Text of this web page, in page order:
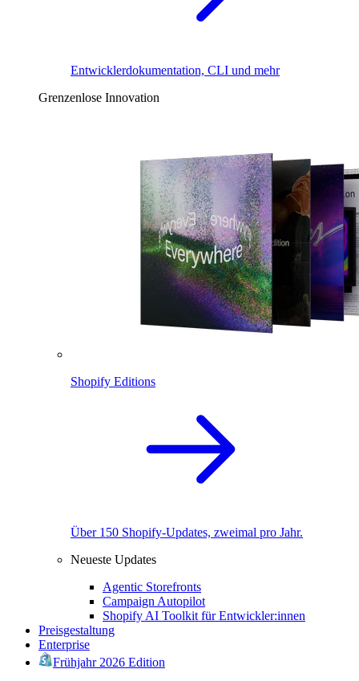
Entwicklerdokumentation, CLI und mehr
Grenzenlose Innovation
Shopify Editions
Über 150 Shopify-Updates, zweimal pro Jahr.
Neueste Updates
Agentic Storefronts
Campaign Autopilot
Shopify AI Toolkit für Entwickler:innen
Preisgestaltung
Enterprise
Frühjahr 2026 Edition